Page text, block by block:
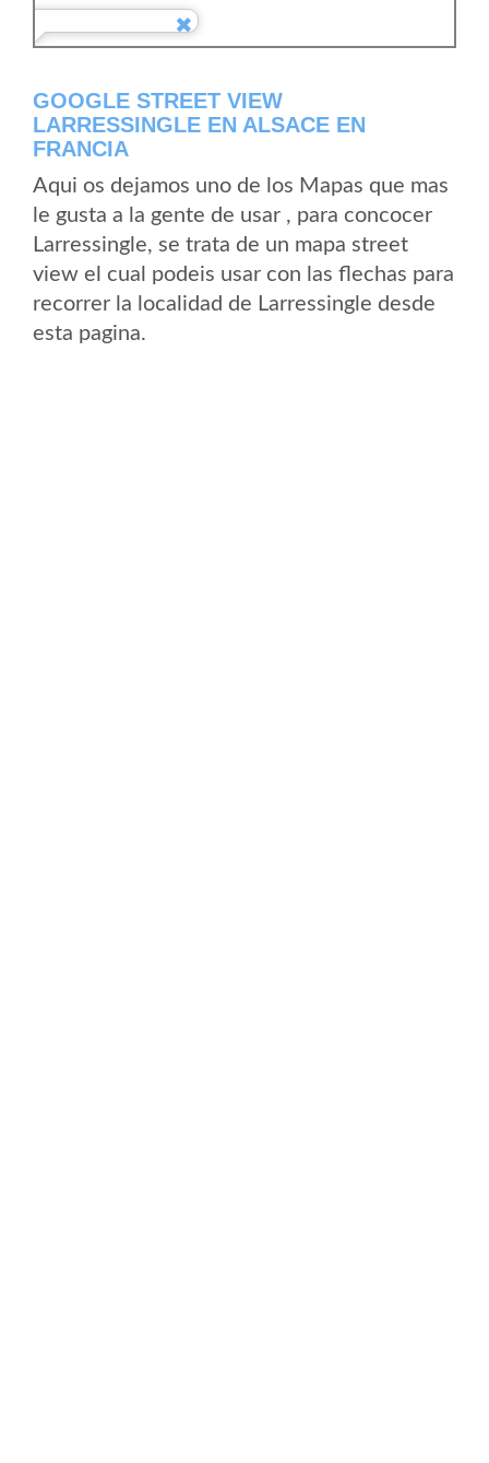
GOOGLE STREET VIEW
LARRESSINGLE EN ALSACE EN
FRANCIA
Aqui os dejamos uno de los Mapas que mas
le gusta a la gente de usar , para concocer
Larressingle, se trata de un mapa street
view el cual podeis usar con las flechas para
recorrer la localidad de Larressingle desde
esta pagina.